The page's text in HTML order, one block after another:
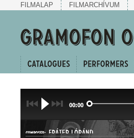
FILMALAP FILMARCHÍVUM
00:00
COMPOSER: FRÁTER LÓRÁND